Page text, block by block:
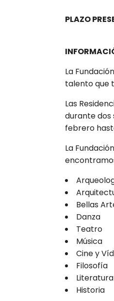
PLAZO
Hasta
La
talento que
Las
durante
febrero
La
Bellas
Danza
Teatro
Música
Cine y
Filosofía
Historia